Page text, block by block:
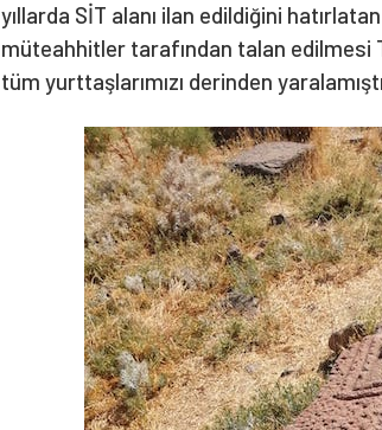
yıllarda SİT alanı ilan edildiğini
müteahhitler tarafından talan edilmesi
tüm yurttaşlarımızı derinden